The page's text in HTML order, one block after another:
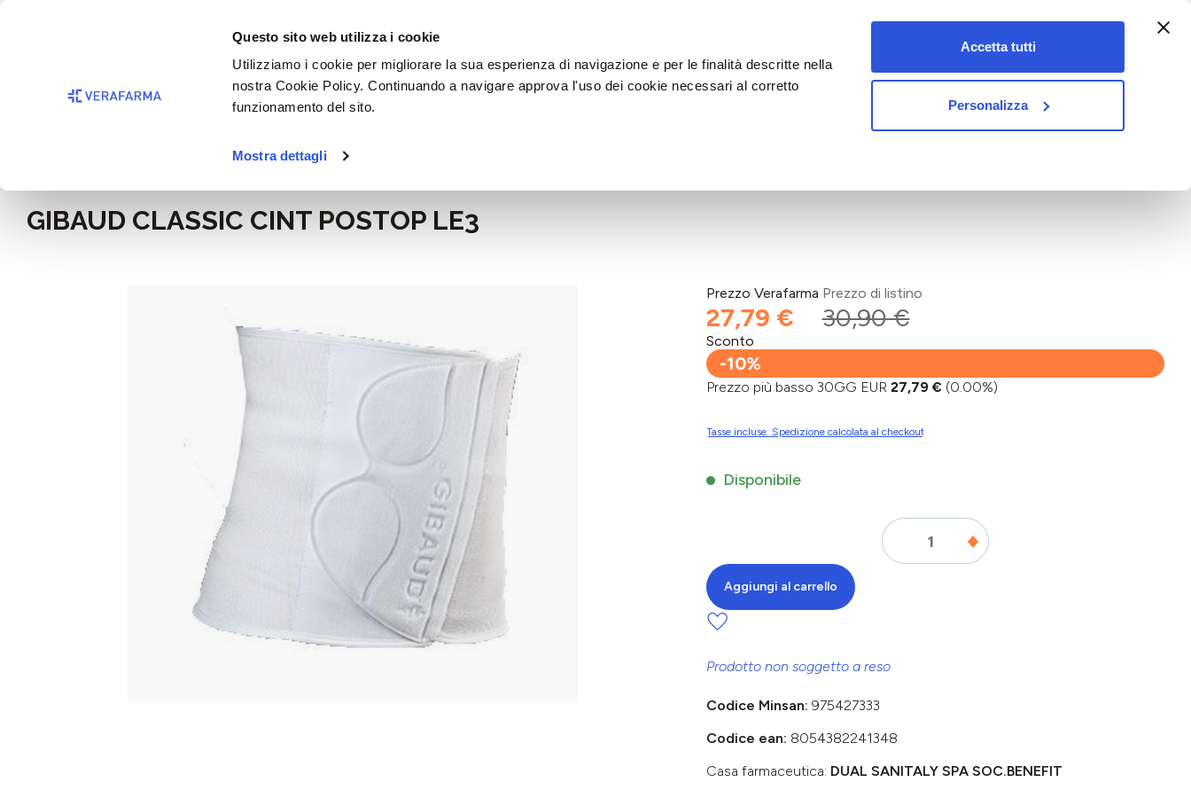
Questo sito web utilizza i cookie
Utilizziamo i cookie per migliorare la sua esperienza di navigazione e per le finalità descritte nella
nostra Cookie Policy. Continuando a navigare approva l'uso dei cookie necessari al corretto
funzionamento del sito.
Mostra dettagli
Accetta tutti
Personalizza
Passa alla navigazione principale
vet&pet
GIBAUD CLASSIC CINT POSTOP LE3
Prezzo Verafarma
27,79 €
Prezzo di listino
30,90 €
Sconto
-10%
Prezzo più basso 30GG EUR 27,79 € (0.00%)
Tasse incluse. Spedizione calcolata al checkout
Disponibile
Aggiungi al carrello
Prodotto non soggetto a reso
Codice Minsan: 975427333
Codice ean: 8054382241348
Casa farmaceutica: DUAL SANITALY SPA SOC.BENEFIT